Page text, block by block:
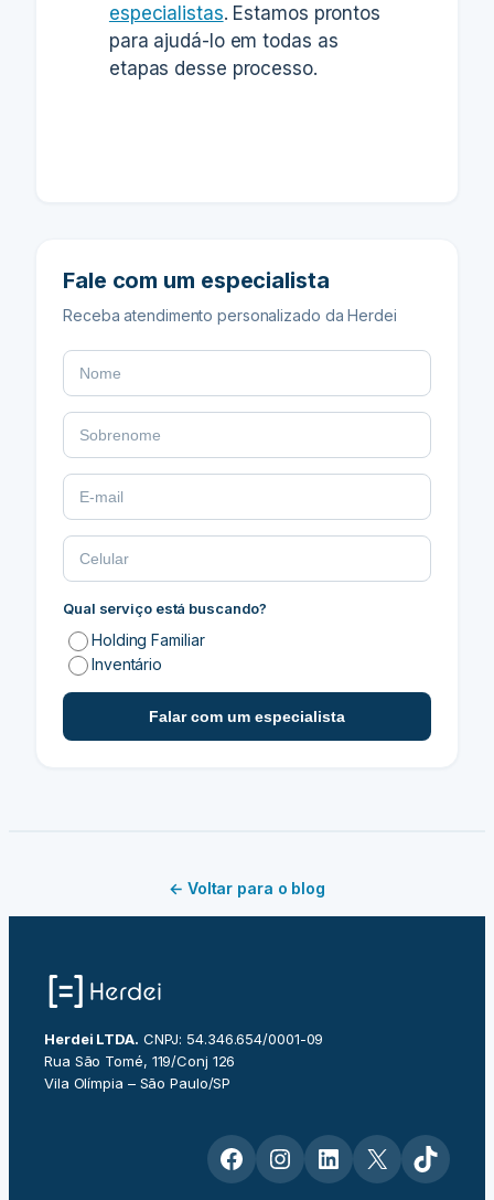
especialistas. Estamos prontos
para ajudá-lo em todas as
etapas desse processo.
Fale com um especialista
Receba atendimento personalizado da Herdei
Qual serviço está buscando?
Holding Familiar
Inventário
Falar com um especialista
← Voltar para o blog
Herdei LTDA. CNPJ: 54.346.654/0001-09
Rua São Tomé, 119/Conj 126
Vila Olímpia – São Paulo/SP
Facebook Instagram LinkedIn X TikTok